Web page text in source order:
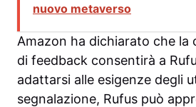
nuovo metaverso
Amazon ha dichiarato che la
di feedback consentirà a
adattarsi alle esigenze degli
segnalazione, Rufus può